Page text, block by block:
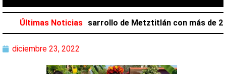
Últimas Noticias
favorece desarrollo de Metztitlán con más de
diciembre 23, 2022